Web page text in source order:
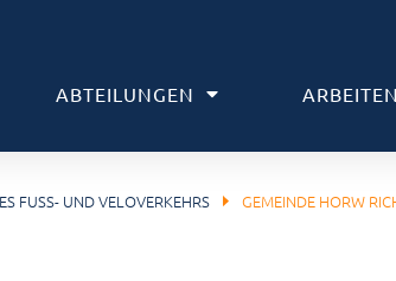
ABTEILUNGEN
FUSS- UND VELOVERKEHRS GEMEINDE HORW